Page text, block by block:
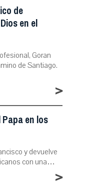
de
en el
Goran
de Santiago.
>
en los
y devuelve
con una…
>